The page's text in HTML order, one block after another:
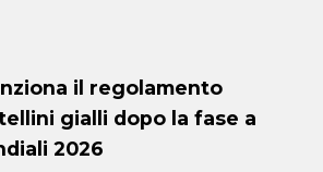
il regolamento
gialli dopo la fase a
2026